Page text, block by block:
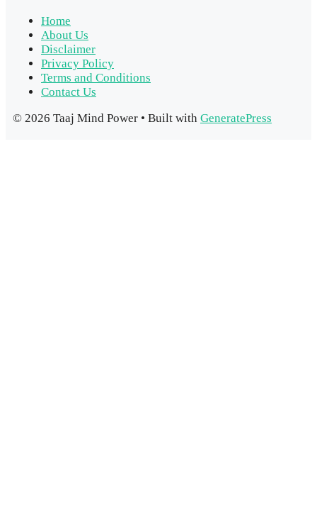
Home
About Us
Disclaimer
Privacy Policy
Terms and Conditions
Contact Us
© 2026 Taaj Mind Power • Built with GeneratePress